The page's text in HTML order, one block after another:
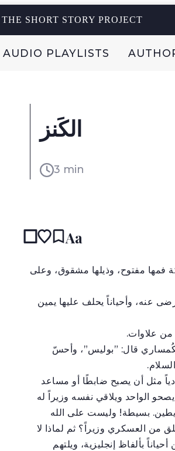
THE SHORT STORY PROJECT
AUDIO PLAYLISTS
الكَنز
3 min
Aa
مفتوح، وذيلها مشقوق، وعلى
عنه، وأحياناً يحلف عليها يمين
من علاوات.
قال: ”بوليس”، وأحسّ
مثل أن يصبح ضابطًا أو مساعد
الواحد ويلاقي نفسه وزيراً له
بسيطة! وليست على الله
من العسكري وزيراً؟ ثم لماذا لا
بألفاظ إنجليزية، ويلتهم